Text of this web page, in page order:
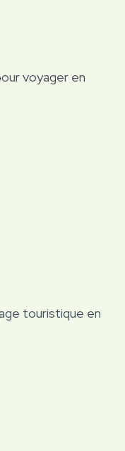
voyager en
touristique en